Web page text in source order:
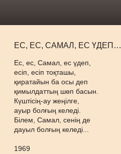
ЕС, ЕС, САМАЛ, ЕС ҮДЕП…
Ес, ес, Самал, ес үдеп,
есіп, есіп тоқташы,
қиратайын ба осы деп
қимылдаттың шөп басын.
Күштісің-ау жеңілге,
ауыр болғың келеді.
Білем, Самал, сенің де
дауыл болғың келеді...
1969